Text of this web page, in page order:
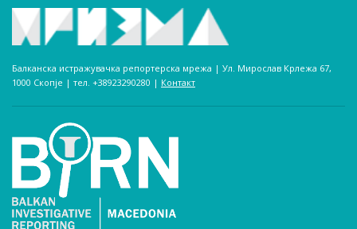
Балканска истражувачка репортерска мрежа | Ул. Мирослав Крлежа 67,
1000 Скопје | тел. +38923290280­ | Контакт